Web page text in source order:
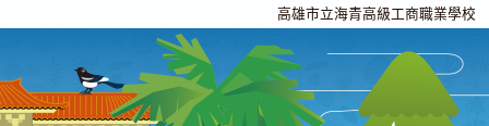
高雄市立海青高級工商職業學校